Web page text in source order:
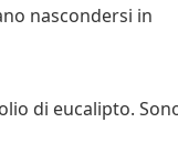
nascondersi in
di eucalipto.